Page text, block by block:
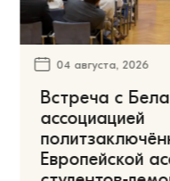
04 августа, 2026
Встреча с
ассоциацией
Европейской